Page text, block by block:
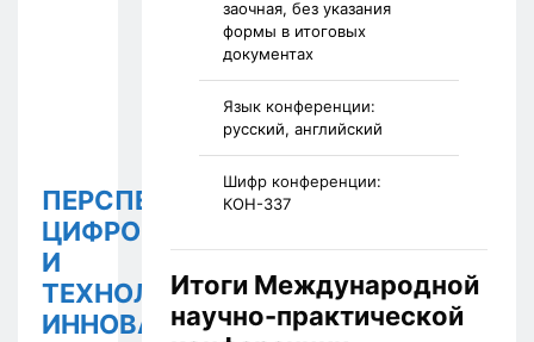
ПЕРСПЕКТИВЫ
ЦИФРОВИЗАЦИИ
И
ТЕХНОЛОГИЧЕСКИЕ
ИННОВАЦИИ:
заочная, без указания
формы в итоговых
документах
Язык конференции:
русский, английский
Шифр конференции:
КОН-337
Итоги Международной
научно-практической